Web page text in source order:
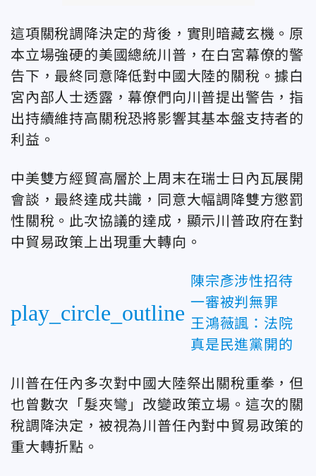
這項關稅調降決定的背後，實則暗藏玄機。原
本立場強硬的美國總統川普，在白宮幕僚的警
告下，最終同意降低對中國大陸的關稅。據白
宮內部人士透露，幕僚們向川普提出警告，指
出持續維持高關稅恐將影響其基本盤支持者的
利益。
中美雙方經貿高層於上周末在瑞士日內瓦展開
會談，最終達成共識，同意大幅調降雙方懲罰
性關稅。此次協議的達成，顯示川普政府在對
中貿易政策上出現重大轉向。
play_circle_outline
陳宗彥涉性招待
一審被判無罪
王鴻薇諷：法院
真是民進黨開的
川普在任內多次對中國大陸祭出關稅重拳，但
也曾數次「髮夾彎」改變政策立場。這次的關
稅調降決定，被視為川普任內對中貿易政策的
重大轉折點。